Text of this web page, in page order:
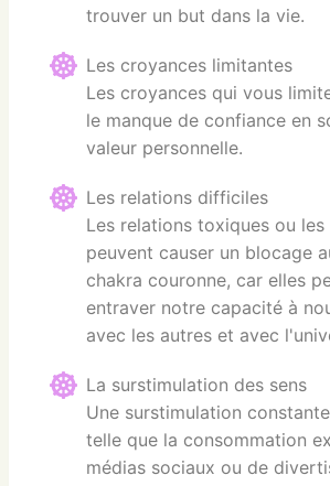
trouver un but dans la vie.
Les croyances limitantes
Les croyances qui vous
le manque de confiance en
valeur personnelle.
Les relations difficiles
Les relations toxiques ou
peuvent causer un blocage
chakra couronne, car elles
entraver notre capacité à
avec les autres et avec
La surstimulation des sens
Une surstimulation
telle que la consommation
médias sociaux ou de